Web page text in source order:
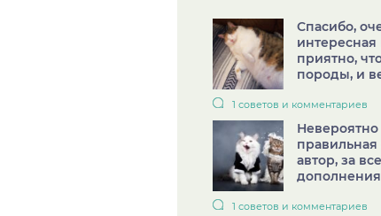
Спасибо,
приятно,
породы, и
1 советов и комментариев
правильная
автор, за
1 советов и комментариев